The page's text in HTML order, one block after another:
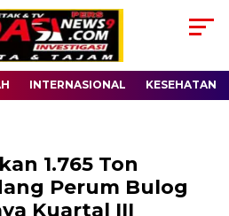
INTERNASIONAL KESEHATAN
1.765 Ton
Perum Bulog
Kuartal III